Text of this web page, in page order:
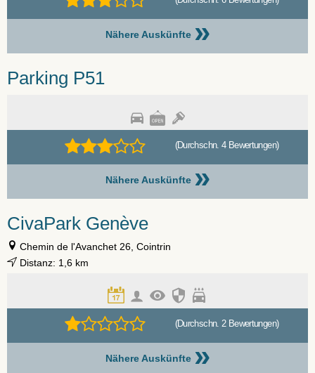
Nähere Auskünfte »
Parking P51
(Durchschn. 4 Bewertungen)
Nähere Auskünfte »
CivaPark Genève
Chemin de l'Avanchet 26, Cointrin
Distanz: 1,6 km
(Durchschn. 2 Bewertungen)
Nähere Auskünfte »